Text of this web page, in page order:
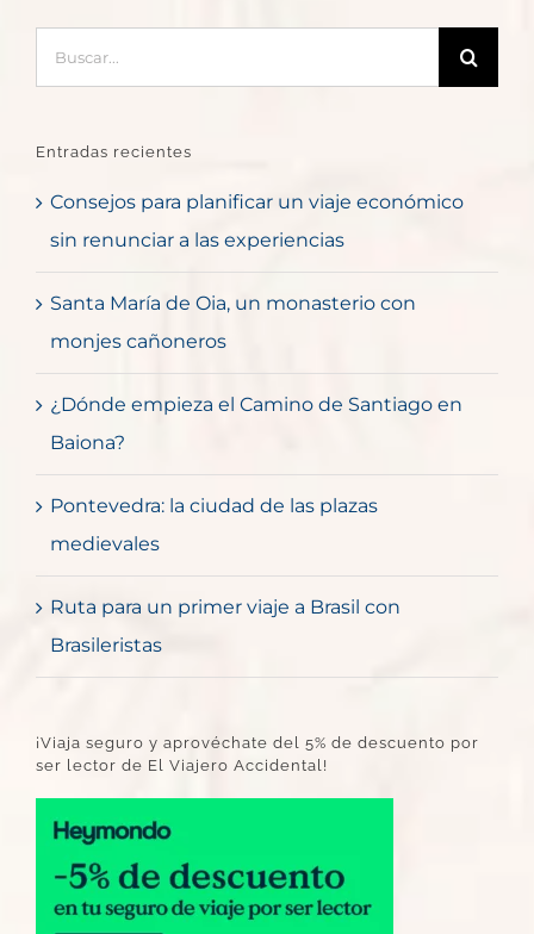
Entradas recientes
Consejos para planificar un viaje económico
sin renunciar a las experiencias
Santa María de Oia, un monasterio con
monjes cañoneros
¿Dónde empieza el Camino de Santiago en
Baiona?
Pontevedra: la ciudad de las plazas
medievales
Ruta para un primer viaje a Brasil con
Brasileristas
¡Viaja seguro y aprovéchate del 5% de descuento por
ser lector de El Viajero Accidental!